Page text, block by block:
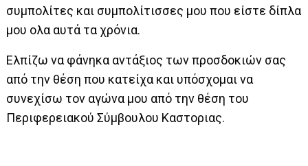
συμπολίτες και συμπολίτισσες μου που είστε δίπλα
μου ολα αυτά τα χρόνια.
Ελπίζω να φάνηκα αντάξιος των προσδοκιών σας
από την θέση που κατείχα και υπόσχομαι να
συνεχίσω τον αγώνα μου από την θέση του
Περιφερειακού Σύμβουλου Καστοριας.